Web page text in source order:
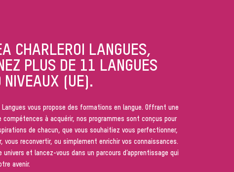
CHARLEROI LANGUES,
PLUS DE 11 LANGUES
NIVEAUX (UE).
Langues vous propose des formations en langue. Offrant une
compétences à acquérir, nos programmes sont conçus pour
de chacun, que vous souhaitiez vous perfectionner,
vous reconvertir, ou simplement enrichir vos connaissances.
univers et lancez-vous dans un parcours d’apprentissage qui
avenir.